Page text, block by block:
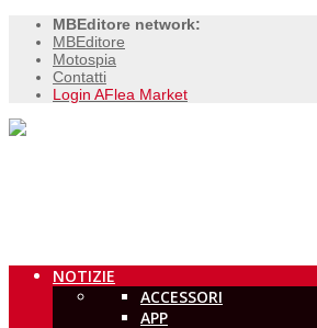
MBEditore network:
MBEditore
Motospia
Contatti
Login AFlea Market
NOTIZIE
ACCESSORI
APP